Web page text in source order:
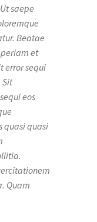
saepe
Beatae
et
error sequi
Sit
eos
quasi quasi
Quam